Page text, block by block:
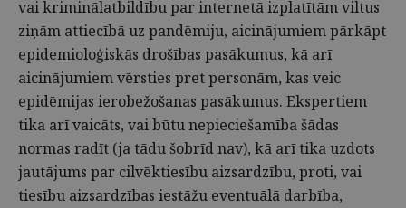
vai kriminālatbildību par internetā izplatītām viltus
ziņām attiecībā uz pandēmiju, aicinājumiem pārkāpt
epidemioloģiskās drošības pasākumus, kā arī
aicinājumiem vērsties pret personām, kas veic
epidēmijas ierobežošanas pasākumus. Ekspertiem
tika arī vaicāts, vai būtu nepieciešamība šādas
normas radīt (ja tādu šobrīd nav), kā arī tika uzdots
jautājums par cilvēktiesību aizsardzību, proti, vai
tiesību aizsardzības iestāžu eventuālā darbība,